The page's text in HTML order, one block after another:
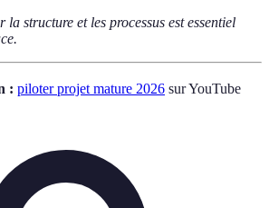
structure et les processus est essentiel
: piloter projet mature 2026 sur YouTube